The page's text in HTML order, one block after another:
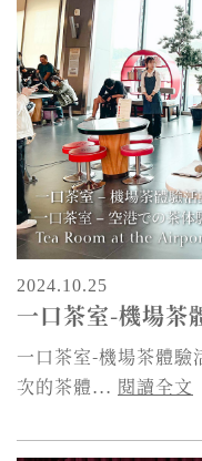
2024.10.25
一口茶室-機場茶
一口茶室-機場茶體
次的茶體... 閱讀全文